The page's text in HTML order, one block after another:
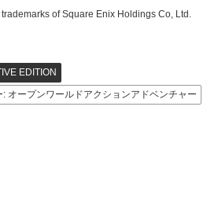
of Square Enix Holdings Co, Ltd.
EDITION
オープンワールドアクションアドベンチャー